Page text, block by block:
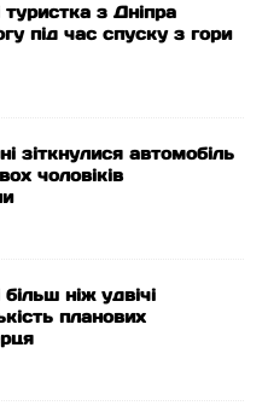
з Дніпра
під час спуску з гори
зіткнулися автомобіль
чоловіків
ніж удвічі
планових